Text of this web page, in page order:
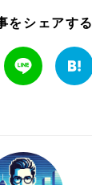
をシェアする
Line